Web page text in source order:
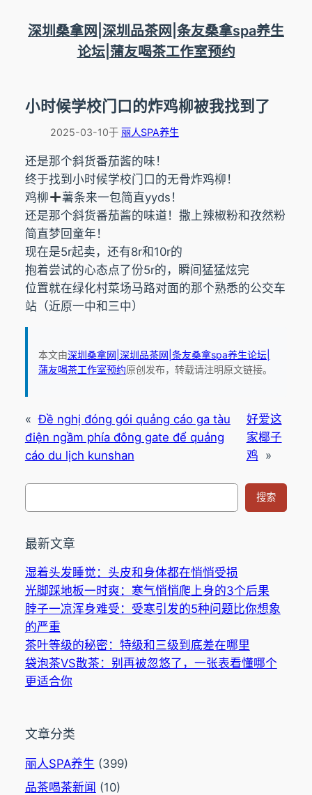
深圳桑拿网|深圳品茶网|条友桑拿spa养生
论坛|蒲友喝茶工作室预约
小时候学校门口的炸鸡柳被我找到了
2025-03-10于 丽人SPA养生
还是那个斜货番茄酱的味！
终于找到小时候学校门口的无骨炸鸡柳！
鸡柳
薯条来一包简直yyds！
还是那个斜货番茄酱的味道！撒上辣椒粉和孜然粉
简直梦回童年！
现在是5r起卖，还有8r和10r的
抱着尝试的心态点了份5r的，瞬间猛猛炫完
位置就在绿化村菜场马路对面的那个熟悉的公交车
站（近原一中和三中）
本文由深圳桑拿网|深圳品茶网|条友桑拿spa养生论坛|
蒲友喝茶工作室预约原创发布，转载请注明原文链接。
« Đề nghị đóng gói quảng cáo ga tàu
điện ngầm phía đông gate để quảng
cáo du lịch kunshan
好爱这
家椰子
鸡 »
搜
搜索
最新文章
湿着头发睡觉：头皮和身体都在悄悄受损
光脚踩地板一时爽：寒气悄悄爬上身的3个后果
脖子一凉浑身难受：受寒引发的5种问题比你想象
的严重
茶叶等级的秘密：特级和三级到底差在哪里
袋泡茶VS散茶：别再被忽悠了，一张表看懂哪个
更适合你
文章分类
丽人SPA养生 (399)
品茶喝茶新闻 (10)